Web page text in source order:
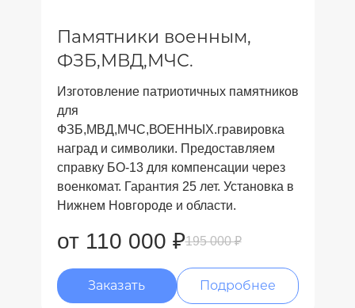
Памятники военным,
ФЗБ,МВД,МЧС.
Изготовление патриотичных памятников
для
ФЗБ,МВД,МЧС,ВОЕННЫХ.гравировка
наград и символики. Предоставляем
справку БО-13 для компенсации через
военкомат. Гарантия 25 лет. Установка в
Нижнем Новгороде и области.
от 110 000 ₽195 000 ₽
Заказать Подробнее